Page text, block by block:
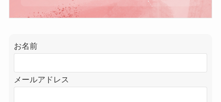
お名前
メールアドレス